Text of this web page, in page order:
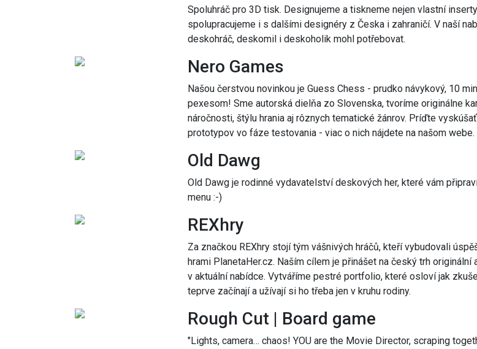
Spoluhráč pro 3D tisk. Designujeme a tiskneme nejen vlastní
spolupracujeme i s dalšími designéry z Česka i zahraničí. V naší
deskohráč, deskomil i deskoholik mohl potřebovat.
Nero Games
Našou čerstvou novinkou je Guess Chess - prudko návykový, 10
pexesom! Sme autorská dielňa zo Slovenska, tvoríme originálne
náročnosti, štýlu hrania aj rôznych tematické žánrov. Príďte
prototypov vo fáze testovania - viac o nich nájdete na našom webe.
Old Dawg
Old Dawg je rodinné vydavatelství deskových her, které vám
menu :-)
REXhry
Za značkou REXhry stojí tým vášnivých hráčů, kteří vybudovali
hrami PlanetaHer.cz. Naším cílem je přinášet na český trh
v aktuální nabídce. Vytváříme pestré portfolio, které osloví jak
teprve začínají a užívají si ho třeba jen v kruhu rodiny.
Rough Cut | Board game
"Lights, camera… chaos! YOU are the Movie Director, scraping